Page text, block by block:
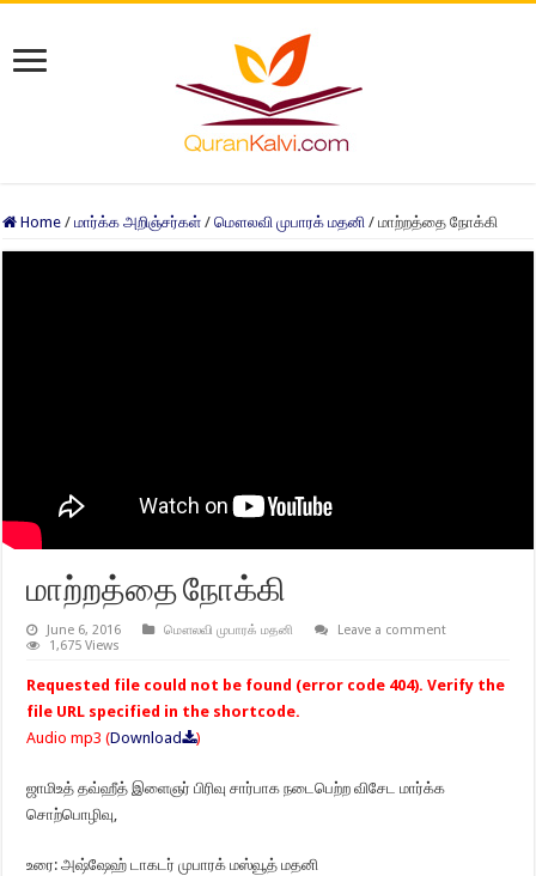
Home / மார்க்க அறிஞ்சர்கள் / மௌலவி முபாரக் மதனி / மாற்றத்தை நோக்கி
மாற்றத்தை நோக்கி
June 6, 2016 மௌலவி முபாரக் மதனி
Leave a comment
1,675 Views
Requested file could not be found (error code 404). Verify the
file URL specified in the shortcode.
Audio mp3 (Download )
ஜாமிஉத் தவ்ஹீத் இளைஞர் பிரிவு சார்பாக நடைபெற்ற விசேட மார்க்க
சொற்பொழிவு,
உரை: அஷ்ஷேஹ் டாகடர் முபாரக் மஸ்வூத் மதனி